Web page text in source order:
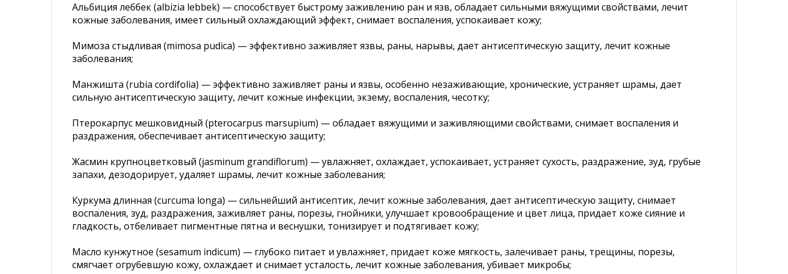
Альбиция леббек (albizia lebbek) — способствует быстрому заживлению ран и язв, обладает сильными вяжущими свойствами, лечит
кожные заболевания, имеет сильный охлаждающий эффект, снимает воспаления, успокаивает кожу;
Мимоза стыдливая (mimosa pudica) — эффективно заживляет язвы, раны, нарывы, дает антисептическую защиту, лечит кожные
заболевания;
Манжишта (rubia cordifolia) — эффективно заживляет раны и язвы, особенно незаживающие, хронические, устраняет шрамы, дает
сильную антисептическую защиту, лечит кожные инфекции, экзему, воспаления, чесотку;
Птерокарпус мешковидный (pterocarpus marsupium) — обладает вяжущими и заживляющими свойствами, снимает воспаления и
раздражения, обеспечивает антисептическую защиту;
Жасмин крупноцветковый (jasminum grandiflorum) — увлажняет, охлаждает, успокаивает, устраняет сухость, раздражение, зуд, грубые
запахи, дезодорирует, удаляет шрамы, лечит кожные заболевания;
Куркума длинная (curcuma longa) — сильнейший антисептик, лечит кожные заболевания, дает антисептическую защиту, снимает
воспаления, зуд, раздражения, заживляет раны, порезы, гнойники, улучшает кровообращение и цвет лица, придает коже сияние и
гладкость, отбеливает пигментные пятна и веснушки, тонизирует и подтягивает кожу;
Масло кунжутное (sesamum indicum) — глубоко питает и увлажняет, придает коже мягкость, залечивает раны, трещины, порезы,
смягчает огрубевшую кожу, охлаждает и снимает усталость, лечит кожные заболевания, убивает микробы;